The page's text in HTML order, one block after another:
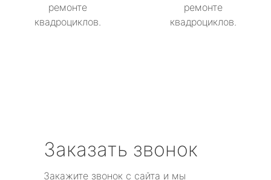
ремонте
квадроциклов.
ремонте
квадроциклов.
Заказать звонок
Закажите звонок с сайта и мы